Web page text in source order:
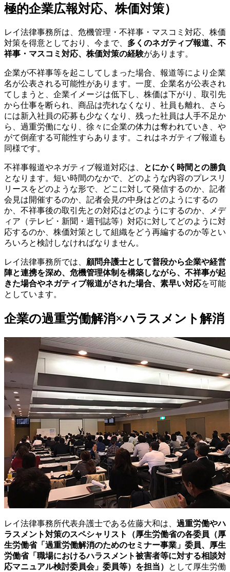
極的企業広報対応、株価対策）
レイ法律事務所は、危機管理・不祥事・マスコミ対応、株価
対策を得意としており、今まで、 多くのネガティブ報道、不
祥事・マスコミ対応、株価対策の経験があります。
企業が不祥事等を起こしてしまった場合、報道等により企業
名が公表される可能性があります。一度、企業名が公表され
てしまうと、企業イメージは低下し、株価は下がり、取引先
から仕事を断られ、商品は売れなくなり、社員も離れ、さら
には新入社員の応募も少なくなり、残った社員は人手不足か
ら、過重労働になり、徐々に企業の体力は奪われていき、や
がて倒産する可能性すらあります。これはネガティブ報道も
同様です。
不祥事報道やネガティブ報道対応は、
とにかく時間との勝負
となります。短い時間のなかで、どのような内容のプレスリ
リースをどのような形で、どこに対して発信するのか、記者
会見は開催するのか、記者会見の中身はどのようにするの
か、不祥事後の取引先との対応はどのようにするのか、メデ
ィア（テレビ・新聞・週刊誌等）対応に対してどのように対
応するのか、株価対策として組織をどう再編するのか等とい
ろいろと検討しなければなりません。
レイ法律事務所では、 顧問弁護士として普段から企業や経営
陣と連携を深め、危機管理体制を構築しながら、不祥事が起
きた場合やネガティブ報道がされた場合、素早い対応を可能
としています。
企業の過重労働解消×ハラスメント解消
レイ法律事務所代表弁護士である佐藤大和は、 過重労働やハ
ラスメント対策のスペシャリスト（厚生労働省の各委員（厚
生労働省「過重労働解消のためのセミナー事業」委員、厚生
労働省「職場におけるハラスメント被害者等に対する相談対
応マニュアル検討委員会」委員等）を担当）
として厚生労働